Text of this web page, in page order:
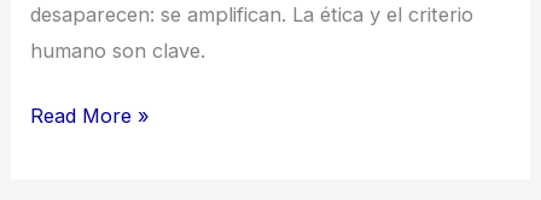
desaparecen: se amplifican. La ética y el criterio
humano son clave.
Read More »